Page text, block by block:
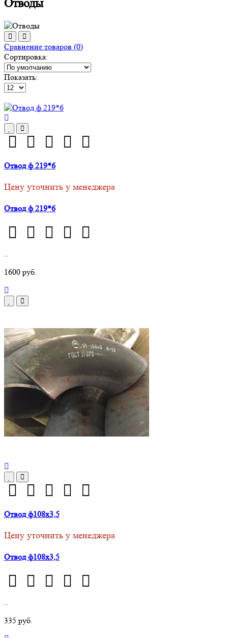
Отводы
Сравнение товаров (0)
Сортировка:
Показать:
Отвод ф 219*6
Цену уточнить у менеджера
Отвод ф 219*6
..
1600 руб.
Отвод ф108х3,5
Цену уточнить у менеджера
Отвод ф108х3,5
..
335 руб.